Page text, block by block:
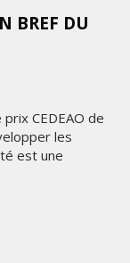
BREF DU
CEDEAO de
les
est une